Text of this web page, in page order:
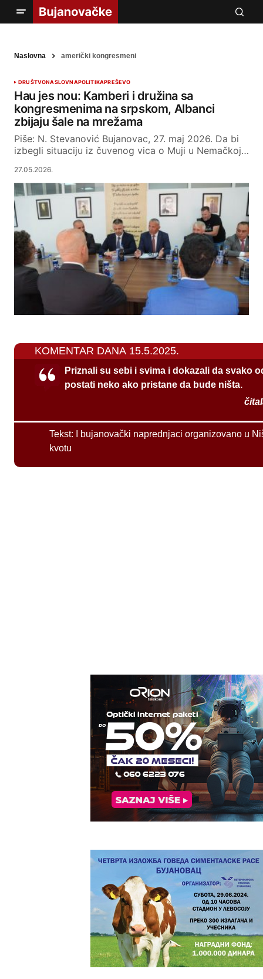
Naslovna američki kongresmeni
DRUŠTVONASLOVNAPOLITIKAPREŠEVO
Hau jes nou: Kamberi i družina sa
kongresmenima na srpskom, Albanci
zbijaju šale na mrežama
Piše: N. Stevanović Bujanovac, 27. maj 2026. Da bi
izbegli situaciju iz čuvenog vica o Muji u Nemačkoj…
27.05.2026.
KOMENTAR DANA 15.5.2025.
Priznali su sebi i svima i dokazali da svako
postati neko ako pristane da bude ništa.
Tekst:
I bujanovački naprednjaci organizovano u
kvotu